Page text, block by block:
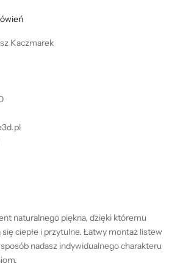
Kaczmarek
naturalnego piękna, dzięki któremu
ciepłe i przytulne. Łatwy montaż listew
nadasz indywidualnego charakteru